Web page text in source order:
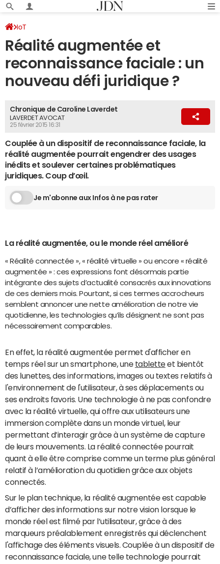
IoT
Réalité augmentée et
reconnaissance faciale : un
nouveau défi juridique ?
Chronique de Caroline Laverdet
LAVERDET AVOCAT
25 février 2015 16:31
Couplée à un dispositif de reconnaissance faciale, la
réalité augmentée pourrait engendrer des usages
inédits et soulever certaines problématiques
juridiques. Coup d’œil.
Je m'abonne aux Infos à ne pas rater
La réalité augmentée, ou le monde réel amélioré
« Réalité connectée », « réalité virtuelle » ou encore « réalité
augmentée » : ces expressions font désormais partie
intégrante des sujets d’actualité consacrés aux innovations
de ces derniers mois. Pourtant, si ces termes accrocheurs
semblent annoncer une nette amélioration de notre vie
quotidienne, les technologies qu’ils désignent ne sont pas
nécessairement comparables.
En effet, la réalité augmentée permet d'afficher en
temps réel sur un smartphone, une tabletteet bientôt
des lunettes, des informations, images ou textes relatifs à
l'environnement de l'utilisateur, à ses déplacements ou
ses endroits favoris. Une technologie à ne pas confondre
avec la réalité virtuelle, qui offre aux utilisateurs une
immersion complète dans un monde virtuel, leur
permettant d’interagir grâce à un système de capture
de leurs mouvements. La réalité connectée pourrait
quant à elle être comprise comme un terme plus général
relatif à l’amélioration du quotidien grâce aux objets
connectés.
Sur le plan technique, la réalité augmentée est capable
d’afficher des informations sur notre vision lorsque le
monde réel est filmé par l’utilisateur, grâce à des
marqueurs préalablement enregistrés qui déclenchent
l'affichage des éléments visuels. Couplée à un dispositif de
reconnaissance faciale, une telle technologie pourrait